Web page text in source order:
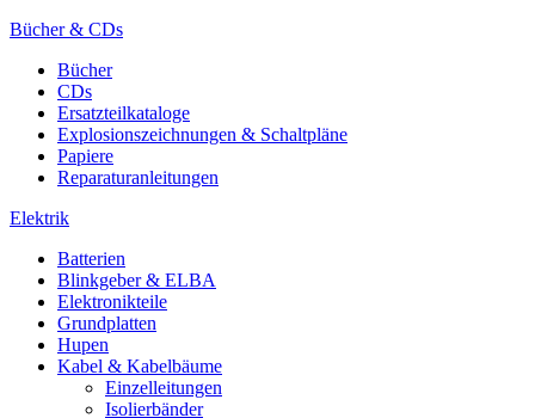
Bücher & CDs
Bücher
CDs
Ersatzteilkataloge
Explosionszeichnungen & Schaltpläne
Papiere
Reparaturanleitungen
Elektrik
Batterien
Blinkgeber & ELBA
Elektronikteile
Grundplatten
Hupen
Kabel & Kabelbäume
Einzelleitungen
Isolierbänder